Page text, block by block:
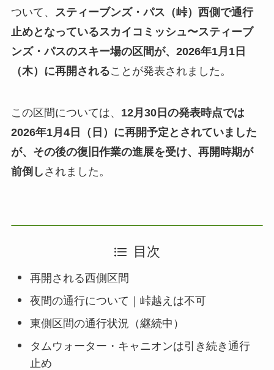
ついて、
スティーブンズ・パス（峠）西側で通行
止めとなっているスカイコミッシュ〜スティーブ
ンズ・パスのスキー場の区間が、2026年1月1日
（木）に再開されることが発表されました。
この区間については、 12月30日の発表時点では
2026年1月4日（日）に再開予定とされていました
が、その後の復旧作業の進展を受け、再開時期が
前倒し されました。
目次
再開される西側区間
夜間の通行について｜峠越えは不可
東側区間の通行状況（継続中）
タムウォーター・キャニオンは引き続き通行
止め